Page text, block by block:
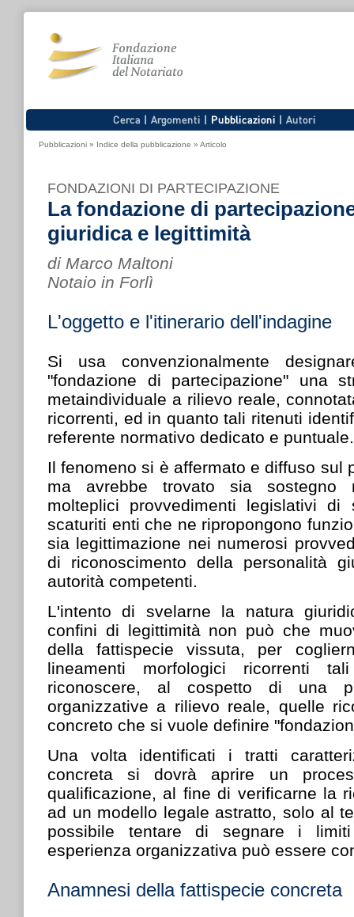
Pubblicazioni » Indice della pubblicazione » Articolo
FONDAZIONI DI PARTECIPAZIONE
La fondazione di
giuridica e legittimità
di Marco Maltoni
Notaio in Forlì
L'oggetto e l'itinerario dell'indagine
Si usa convenzionalmente
"fondazione di partecipazione" una
metaindividuale a rilievo reale,
ricorrenti, ed in quanto tali ritenuti
referente normativo dedicato e puntuale.
Il fenomeno si è affermato e diffuso sul
ma avrebbe trovato sia sostegno
molteplici provvedimenti legislativi
scaturiti enti che ne ripropongono
sia legittimazione nei numerosi
di riconoscimento della personalità
autorità competenti.
L'intento di svelarne la natura
confini di legittimità non può che
della fattispecie vissuta, per
lineamenti morfologici ricorrenti
riconoscere, al cospetto di una
organizzative a rilievo reale, quelle
concreto che si vuole definire
Una volta identificati i tratti
concreta si dovrà aprire un
qualificazione, al fine di verificarne la
ad un modello legale astratto, solo al
possibile tentare di segnare i
esperienza organizzativa può essere
Anamnesi della fattispecie concreta